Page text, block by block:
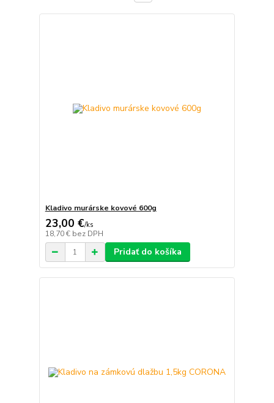
Kladivo murárske kovové 600g
23,00 €/ks
18,70 € bez DPH
Pridať do košíka